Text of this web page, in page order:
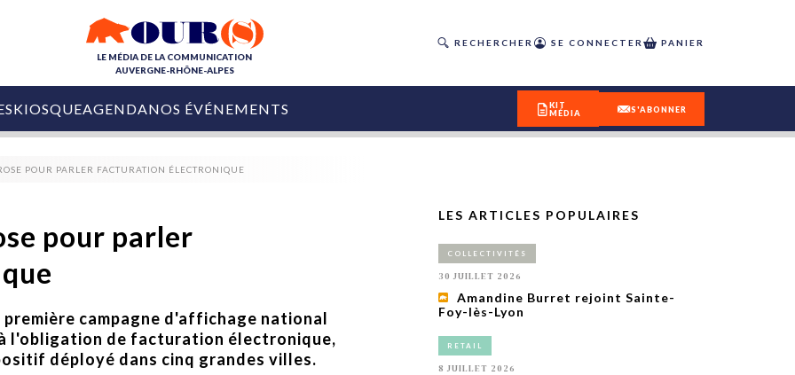
LE MÉDIA DE LA COMMUNICATION
AUVERGNE-RHÔNE-ALPES
RECHERCHER SE CONNECTER PANIER
est décédé
Tourisme lance
Ardèche Trip
Planner
29 JUILLET 2026
[Debrief] Loire Tourisme
mise sur la déconnexion en
DÉCOUVREZ
OUR(S) #25 - ÉTÉ 2026
KIOSQUEAGENDANOS ÉVÉNEMENTS
OURS DE LA COM
OURS DU DIGITAL
KIT
MÉDIA
S'ABONNER
POUR PARLER FACTURATION ÉLECTRONIQUE
pour parler
campagne d'affichage national
l'obligation de facturation électronique,
déployé dans cinq grandes villes.
LES ARTICLES POPULAIRES
COLLECTIVITÉS
30 JUILLET 2026
Amandine Burret rejoint Sainte-
Foy-lès-Lyon
RETAIL
8 JUILLET 2026